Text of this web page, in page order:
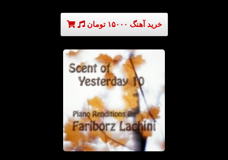
خرید آهنگ ۱۵۰۰۰ تومان